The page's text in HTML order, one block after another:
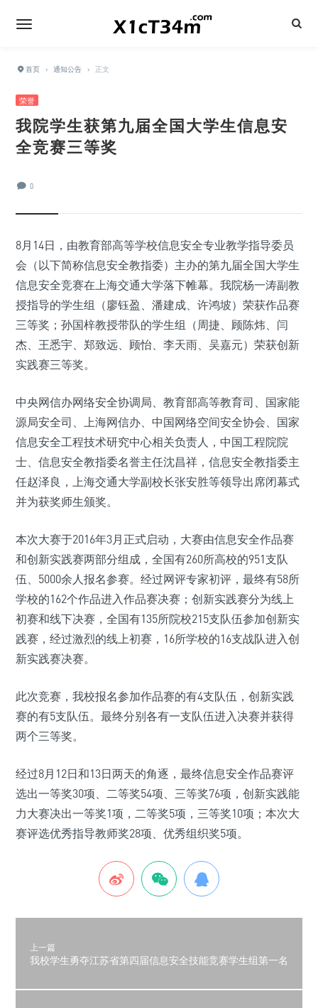
首页 › 通知公告 › 正文
荣誉
我院学生获第九届全国大学生信息安
全竞赛三等奖
0
8月14日，由教育部高等学校信息安全专业教学指导委员
会（以下简称信息安全教指委）主办的第九届全国大学生
信息安全竞赛在上海交通大学落下帷幕。我院杨一涛副教
授指导的学生组（廖钰盈、潘建成、许鸿坡）荣获作品赛
三等奖；孙国梓教授带队的学生组（周捷、顾陈炜、闫
杰、王悉宇、郑致远、顾怡、李天雨、吴嘉元）荣获创新
实践赛三等奖。
中央网信办网络安全协调局、教育部高等教育司、国家能
源局安全司、上海网信办、中国网络空间安全协会、国家
信息安全工程技术研究中心相关负责人，中国工程院院
士、信息安全教指委名誉主任沈昌祥，信息安全教指委主
任赵泽良，上海交通大学副校长张安胜等领导出席闭幕式
并为获奖师生颁奖。
本次大赛于2016年3月正式启动，大赛由信息安全作品赛
和创新实践赛两部分组成，全国有260所高校的951支队
伍、5000余人报名参赛。经过网评专家初评，最终有58所
学校的162个作品进入作品赛决赛；创新实践赛分为线上
初赛和线下决赛，全国有135所院校215支队伍参加创新实
践赛，经过激烈的线上初赛，16所学校的16支战队进入创
新实践赛决赛。
此次竞赛，我校报名参加作品赛的有4支队伍，创新实践
赛的有5支队伍。最终分别各有一支队伍进入决赛并获得
两个三等奖。
经过8月12日和13日两天的角逐，最终信息安全作品赛评
选出一等奖30项、二等奖54项、三等奖76项，创新实践能
力大赛决出一等奖1项，二等奖5项，三等奖10项；本次大
赛评选优秀指导教师奖28项、优秀组织奖5项。
上一篇
我校学生勇夺江苏省第四届信息安全技能竞赛学生组第一名